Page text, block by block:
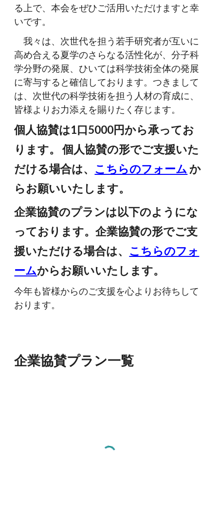
る上で、本会をぜひご活用いただけますと幸
いです。
我々は、次世代を担う若手研究者が互いに
高め合える夏学のさらなる活性化が、分子科
学分野の発展、ひいては科学技術全体の発展
に寄与すると確信しております。つきまして
は、次世代の科学技術を担う人材の育成に、
皆様よりお力添えを賜りたく存じます。
個人協賛は1口5000円から承ってお
ります。 個人協賛の形でご支援いた
だける場合は、 こちらのフォーム か
らお願いいたします。
企業協賛のプランは以下のようにな
っております。企業協賛の形でご支
援いただける場合は、 こちらのフォ
ームからお願いいたします。
今年も皆様からのご支援を心よりお待ちして
おります。
企業協賛プラン一覧